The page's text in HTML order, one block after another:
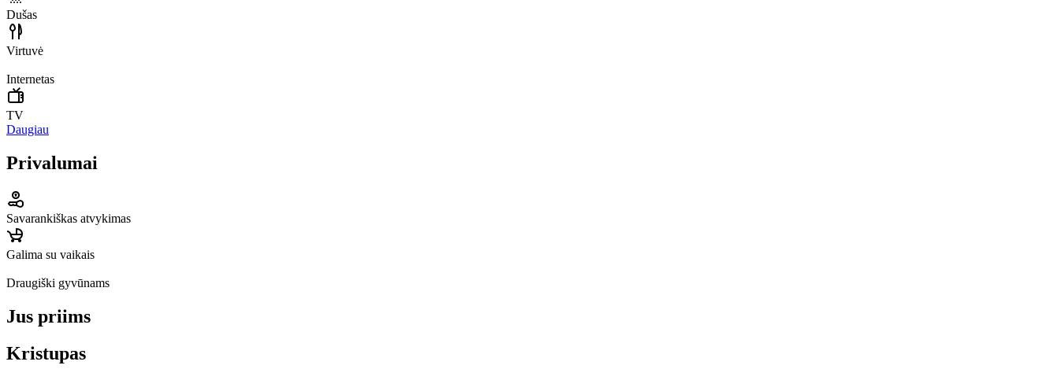
Dušas
Virtuvė
Internetas
TV
Daugiau
Privalumai
Savarankiškas atvykimas
Galima su vaikais
Draugiški gyvūnams
Jus priims
Kristupas